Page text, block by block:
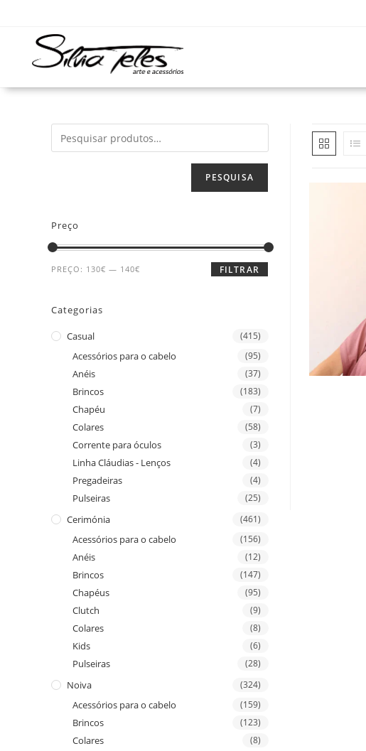
PESQUISA
Preço
FILTRAR
PREÇO: 130€ — 140€
Categorias
Casual (415)
Acessórios para o cabelo (95)
Anéis (37)
Brincos (183)
Chapéu (7)
Colares (58)
Corrente para óculos (3)
Linha Cláudias - Lenços (4)
Pregadeiras (4)
Pulseiras (25)
Cerimónia (461)
Acessórios para o cabelo (156)
Anéis (12)
Brincos (147)
Chapéus (95)
Clutch (9)
Colares (8)
Kids (6)
Pulseiras (28)
Noiva (324)
Acessórios para o cabelo (159)
Brincos (123)
Colares (8)